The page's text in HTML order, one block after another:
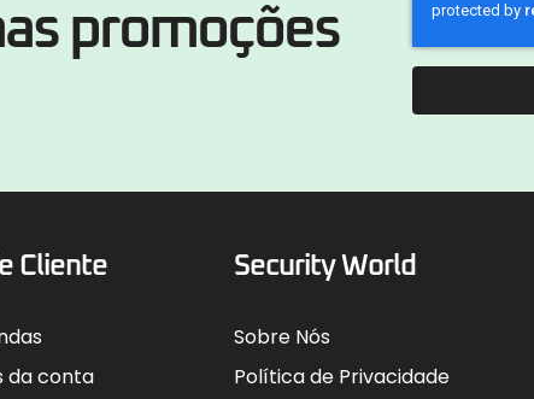
promoções
Cliente
da conta
Security World
Sobre Nós
Política de Privacidade